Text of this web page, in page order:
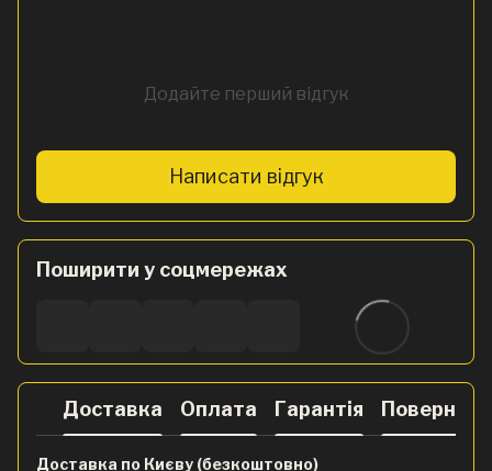
Додайте перший відгук
Написати відгук
Поширити у соцмережах
Доставка Оплата Гарантія
Доставка по Києву (безкоштовно)